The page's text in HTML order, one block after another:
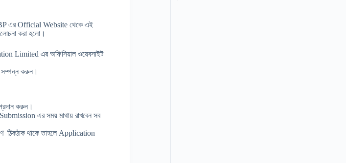
এর Official Website থেকে এই
করা হলো।
Limited এর অফিসিয়াল ওয়েবসাইট
সম্পন্ন করুন।
করুন।
এর সময় মাথায় রাখবেন সব
ঠিকঠাক থাকে তাহলে Application